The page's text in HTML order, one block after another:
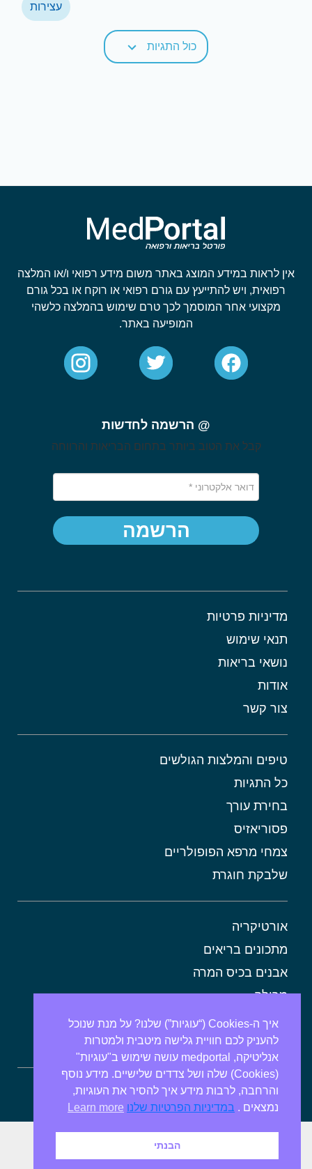
עצירות
כול התגיות
אין לראות במידע המוצג באתר משום מידע רפואי ו/או המלצה
רפואית, ויש להתייעץ עם גורם רפואי או רוקח או בכל גורם
מקצועי אחר המוסמך לכך טרם שימוש בהמלצה כלשהי
המופיעה באתר.
מדיניות פרטיות
תנאי שימוש
נושאי בריאות
אודות
צור קשר
טיפים והמלצות הגולשים
כל התגיות
בחירת עורך
פסוריאזיס
צמחי מרפא הפופולריים
שלבקת חוגרת
אורטיקריה
מתכונים בריאים
אבנים בכיס המרה
מרולה
מורינגה
אלוורה
ספירולינה
@ הרשמה לחדשות
קבל את הטוב ביותר בתחום הבריאות והרווחה
הרשמה
איך ה-Cookies (“עוגיות”) שלנו? על מנת שנוכל
להעניק לכם חוויית גלישה מיטבית ולמטרות
אנליטיקה, medportal עושה שימוש ב"עוגיות"
(Cookies) שלה ושל צדדים שלישיים. מידע נוסף
והרחבה, לרבות מידע איך להסיר את העוגיות,
נמצאים . במדיניות הפרטיות שלנו Learn more
הבנתי